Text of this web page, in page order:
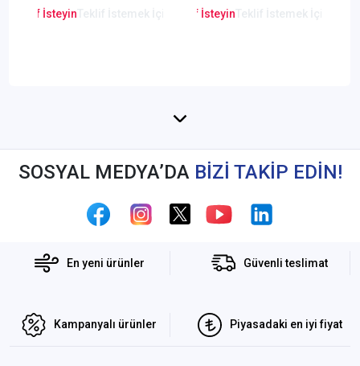
Teklif İsteyin Teklif İstemek İçin Tıklayınız500m Lazerli IP PTZ
Lütfen Teklif İsteyin
SOSYAL MEDYA’DA BİZİ TAKİP EDİN!
En yeni ürünler Güvenli teslimat
Kampanyalı ürünler Piyasadaki en iyi fiyat